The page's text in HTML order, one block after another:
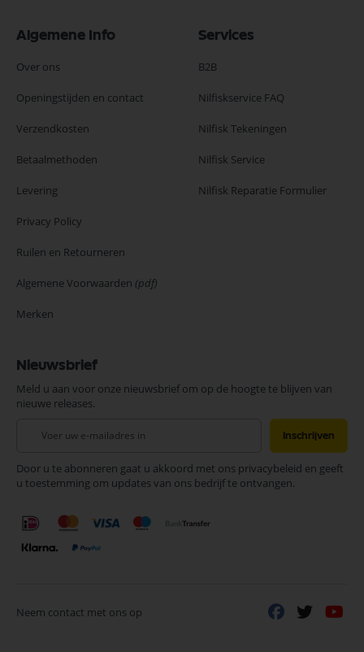
Algemene Info
Over ons
Openingstijden en contact
Verzendkosten
Betaalmethoden
Levering
Privacy Policy
Ruilen en Retourneren
Algemene Voorwaarden (pdf)
Merken
Services
B2B
Nilfiskservice FAQ
Nilfisk Tekeningen
Nilfisk Service
Nilfisk Reparatie Formulier
Nieuwsbrief
Meld u aan voor onze nieuwsbrief om op de hoogte te blijven van
nieuwe releases.
onze
nieuwsbrief
Inschrijven
Door u te abonneren gaat u akkoord met ons privacybeleid en geeft
u toestemming om updates van ons bedrijf te ontvangen.
Neem contact met ons op